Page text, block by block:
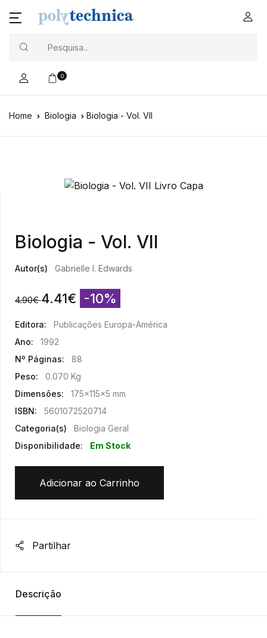
0
Home Biologia Biologia - Vol. VII
Biologia - Vol. VII
Autor(s) Gabrielle I. Edwards
4.90€ 4.41€ -10%
Editora:
Publicações Europa-América
Ano:
1992
Nº Páginas:
88
Peso:
0.070 Kg
Dimensões:
175x115x5 mm
ISBN:
5601072520714
Categoria(s)
Biologia Geral
Disponibilidade:
Em Stock
Adicionar ao Carrinho
Partilhar
Descrição